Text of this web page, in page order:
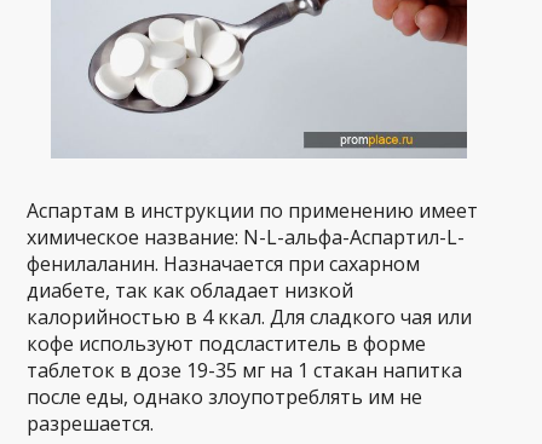
Аспартам в инструкции по применению имеет
химическое название: N-L-альфа-Аспартил-L-
фенилаланин. Назначается при сахарном
диабете, так как обладает низкой
калорийностью в 4 ккал. Для сладкого чая или
кофе используют подсластитель в форме
таблеток в дозе 19-35 мг на 1 стакан напитка
после еды, однако злоупотреблять им не
разрешается.